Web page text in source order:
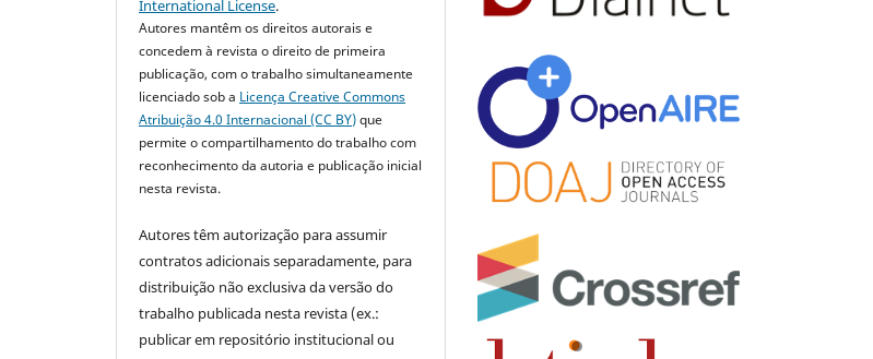
International License.
Autores mantêm os direitos autorais e
concedem à revista o direito de primeira
publicação, com o trabalho simultaneamente
licenciado sob a Licença Creative Commons
Atribuição 4.0 Internacional (CC BY)que
permite o compartilhamento do trabalho com
reconhecimento da autoria e publicação inicial
nesta revista.
Autores têm autorização para assumir
contratos adicionais separadamente, para
distribuição não exclusiva da versão do
trabalho publicada nesta revista (ex.:
publicar em repositório institucional ou